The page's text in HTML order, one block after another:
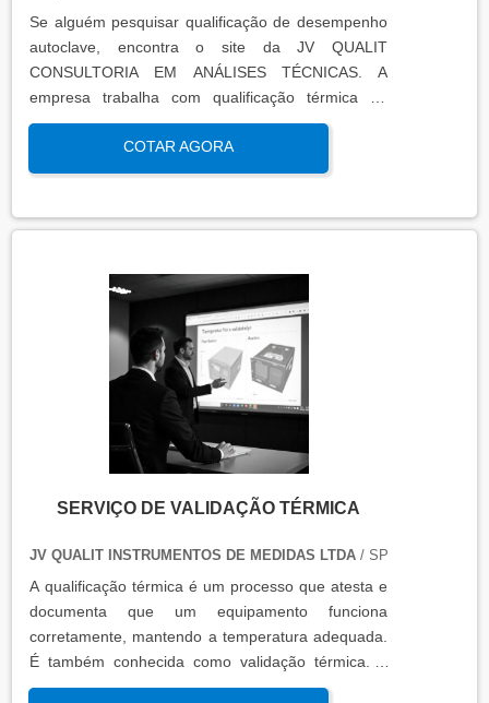
Se alguém pesquisar qualificação de desempenho
autoclave, encontra o site da JV QUALIT
CONSULTORIA EM ANÁLISES TÉCNICAS. A
empresa trabalha com qualificação térmica de
equipamentos e engenharia, disponibilizando o que
há de mais atual para garantir a qualidade final
para seus clientes.
COTAR AGORA
SERVIÇO DE VALIDAÇÃO TÉRMICA
JV QUALIT INSTRUMENTOS DE MEDIDAS LTDA/ SP
A qualificação térmica é um processo que atesta e
documenta que um equipamento funciona
corretamente, mantendo a temperatura adequada.
É também conhecida como validação térmica. A
qualificação térmica é importante para garantir a